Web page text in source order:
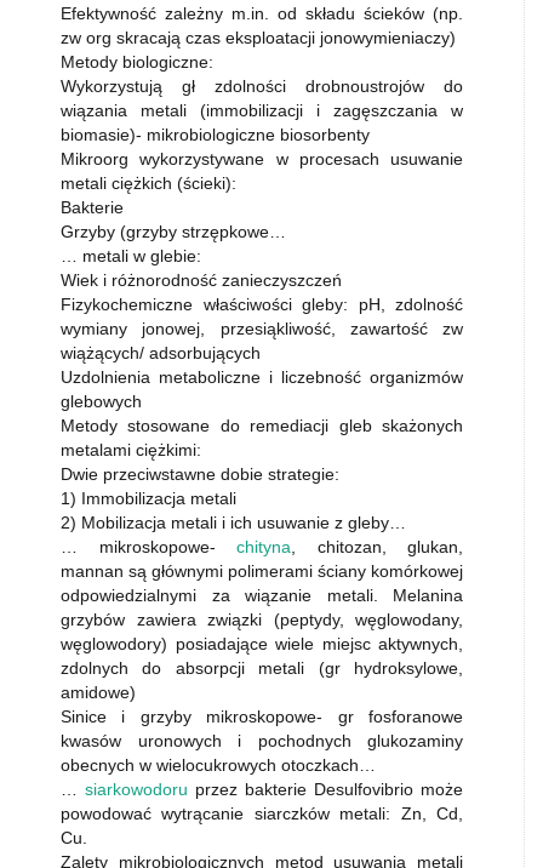
Efektywność zależny m.in. od składu ścieków (np.
zw org skracają czas eksploatacji jonowymieniaczy)
Metody biologiczne:
Wykorzystują gł zdolności drobnoustrojów do
wiązania metali (immobilizacji i zagęszczania w
biomasie)- mikrobiologiczne biosorbenty
Mikroorg wykorzystywane w procesach usuwanie
metali ciężkich (ścieki):
Bakterie
Grzyby (grzyby strzępkowe…
… metali w glebie:
Wiek i różnorodność zanieczyszczeń
Fizykochemiczne właściwości gleby: pH, zdolność
wymiany jonowej, przesiąkliwość, zawartość zw
wiążących/ adsorbujących
Uzdolnienia metaboliczne i liczebność organizmów
glebowych
Metody stosowane do remediacji gleb skażonych
metalami ciężkimi:
Dwie przeciwstawne dobie strategie:
1) Immobilizacja metali
2) Mobilizacja metali i ich usuwanie z gleby…
… mikroskopowe- chityna , chitozan, glukan,
mannan są głównymi polimerami ściany komórkowej
odpowiedzialnymi za wiązanie metali. Melanina
grzybów zawiera związki (peptydy, węglowodany,
węglowodory) posiadające wiele miejsc aktywnych,
zdolnych do absorpcji metali (gr hydroksylowe,
amidowe)
Sinice i grzyby mikroskopowe- gr fosforanowe
kwasów uronowych i pochodnych glukozaminy
obecnych w wielocukrowych otoczkach…
siarkowodoru przez bakterie Desulfovibrio może
powodować wytrącanie siarczków metali: Zn, Cd,
Cu.
Zalety mikrobiologicznych metod usuwania metali